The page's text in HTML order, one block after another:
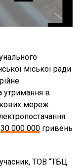
міської ради
утримання в
мереж
30 000 000 гривень
ТОВ “ТБЦ